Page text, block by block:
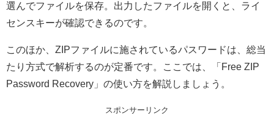
選んでファイルを保存。出力したファイルを開くと、ライ
センスキーが確認できるのです。
このほか、ZIPファイルに施されているパスワードは、総当
たり方式で解析するのが定番です。ここでは、「Free ZIP
Password Recovery」の使い方を解説しましょう。
スポンサーリンク